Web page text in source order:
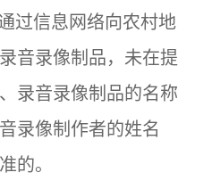
过信息网络向农村地
音录像制品，未在提
录音录像制品的名称
录像制作者的姓名
的。